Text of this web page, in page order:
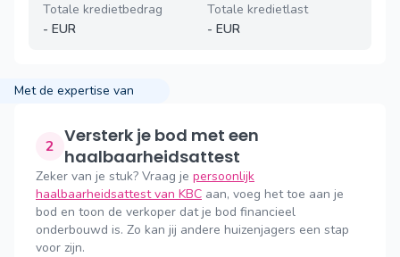
Totale kredietbedrag
- EUR
Totale kredietlast
- EUR
Met de expertise van
2 Versterk je bod met een
haalbaarheidsattest
Zeker van je stuk? Vraag je persoonlijk
haalbaarheidsattest van KBC aan, voeg het toe aan je
bod en toon de verkoper dat je bod financieel
onderbouwd is. Zo kan jij andere huizenjagers een stap
voor zijn.